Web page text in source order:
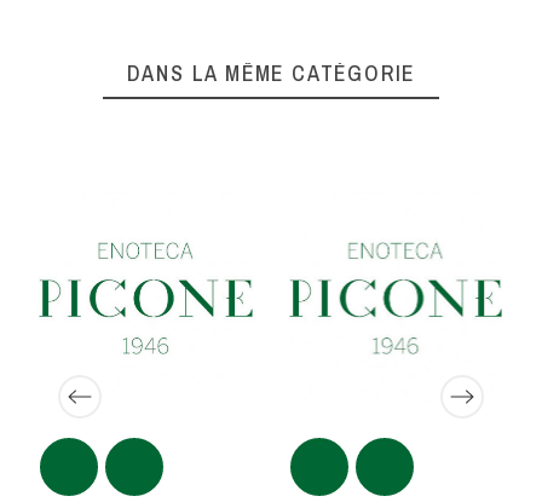
DANS LA MÊME CATÉGORIE